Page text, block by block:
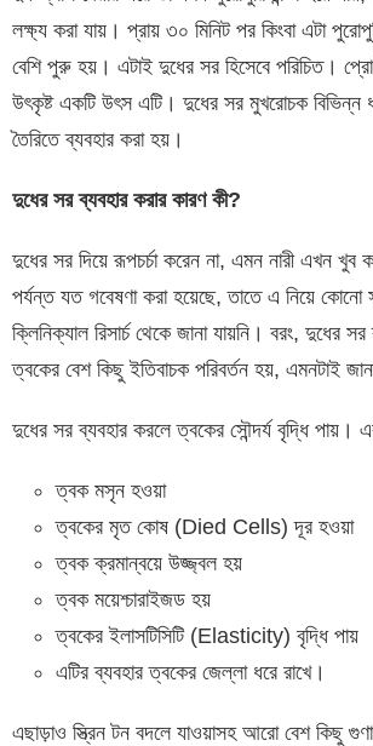
লক্ষ্য করা যায়। প্রায় ৩০ মিনিট পর কিংবা এটা
বেশি পুরু হয়। এটাই দুধের সর হিসেবে পরিচিত।
উৎকৃষ্ট একটি উৎস এটি। দুধের সর মুখরোচক বিভিন্ন
তৈরিতে ব্যবহার করা হয়।
দুধের সর ব্যবহার করার কারণ কী?
দুধের সর দিয়ে রূপচর্চা করেন না, এমন নারী এখন
পর্যন্ত যত গবেষণা করা হয়েছে, তাতে এ নিয়ে
ক্লিনিক্যাল রিসার্চ থেকে জানা যায়নি। বরং, দুধের
ত্বকের বেশ কিছু ইতিবাচক পরিবর্তন হয়, এমনটাই
দুধের সর ব্যবহার করলে ত্বকের সৌন্দর্য বৃদ্ধি
ত্বক মসৃন হওয়া
ত্বকের মৃত কোষ (Died Cells) দূর হওয়া
ত্বক ক্রমান্বয়ে উজ্জ্বল হয়
ত্বক ময়েশ্চারাইজড হয়
ত্বকের ইলাসটিসিটি (Elasticity) বৃদ্ধি পায়
এটির ব্যবহার ত্বকের জেল্লা ধরে রাখে।
এছাড়াও স্ত্রিন টন বদলে যাওয়াসহ আরো বেশ কিছু